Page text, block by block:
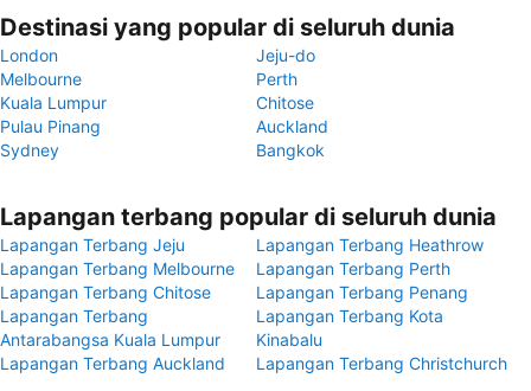
Destinasi yang popular di seluruh dunia
London
Jeju-do
Melbourne
Perth
Kuala Lumpur
Chitose
Pulau Pinang
Auckland
Sydney
Bangkok
Lapangan terbang popular di seluruh dunia
Lapangan Terbang Jeju
Lapangan Terbang Heathrow
Lapangan Terbang Melbourne
Lapangan Terbang Perth
Lapangan Terbang Chitose
Lapangan Terbang Penang
Lapangan Terbang
Antarabangsa Kuala Lumpur
Lapangan Terbang Kota
Kinabalu
Lapangan Terbang Auckland
Lapangan Terbang Christchurch